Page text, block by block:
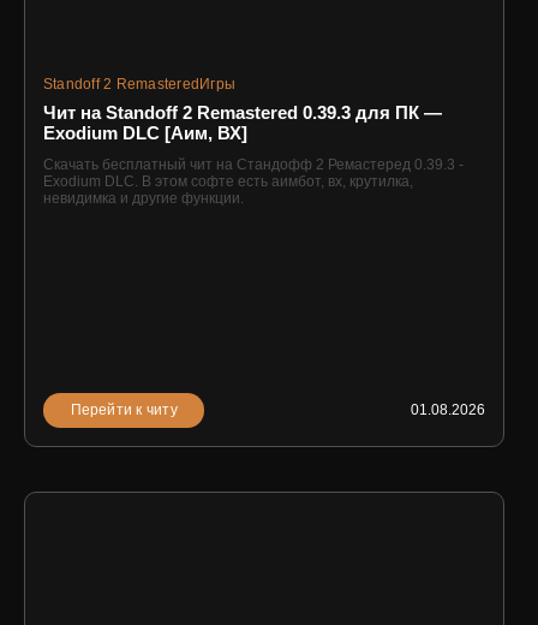
Standoff 2 Remastered Игры
Чит на Standoff 2 Remastered 0.39.3 для ПК —
Exodium DLC [Аим, ВХ]
Скачать бесплатный чит на Стандофф 2 Ремастеред 0.39.3 -
Exodium DLC. В этом софте есть аимбот, вх, крутилка,
невидимка и другие функции.
Перейти к читу 01.08.2026